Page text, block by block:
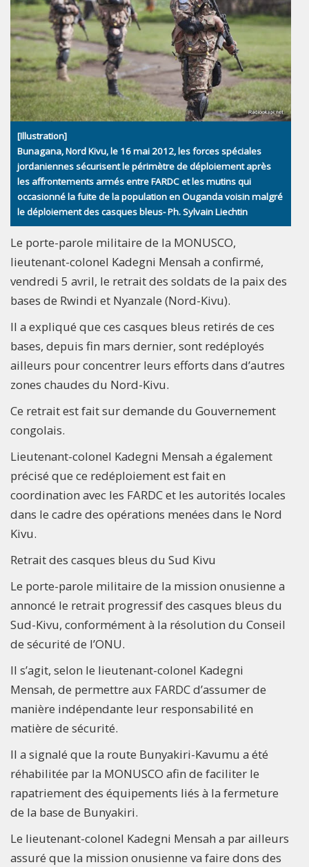
[Illustration]
Bunagana, Nord Kivu, le 16 mai 2012, les forces spéciales
jordaniennes sécurisent le périmètre de déploiement après
les affrontements armés entre FARDC et les mutins qui
occasionné la fuite de la population en Ouganda voisin malgré
le déploiement des casques bleus- Ph. Sylvain Liechtin
Le porte-parole militaire de la MONUSCO,
lieutenant-colonel Kadegni Mensah a confirmé,
vendredi 5 avril, le retrait des soldats de la paix des
bases de Rwindi et Nyanzale (Nord-Kivu).
Il a expliqué que ces casques bleus retirés de ces
bases, depuis fin mars dernier, sont redéployés
ailleurs pour concentrer leurs efforts dans d’autres
zones chaudes du Nord-Kivu.
Ce retrait est fait sur demande du Gouvernement
congolais.
Lieutenant-colonel Kadegni Mensah a également
précisé que ce redéploiement est fait en
coordination avec les FARDC et les autorités locales
dans le cadre des opérations menées dans le Nord
Kivu.
Retrait des casques bleus du Sud Kivu
Le porte-parole militaire de la mission onusienne a
annoncé le retrait progressif des casques bleus du
Sud-Kivu, conformément à la résolution du Conseil
de sécurité de l’ONU.
Il s’agit, selon le lieutenant-colonel Kadegni
Mensah, de permettre aux FARDC d’assumer de
manière indépendante leur responsabilité en
matière de sécurité.
Il a signalé que la route Bunyakiri-Kavumu a été
réhabilitée par la MONUSCO afin de faciliter le
rapatriement des équipements liés à la fermeture
de la base de Bunyakiri.
Le lieutenant-colonel Kadegni Mensah a par ailleurs
assuré que la mission onusienne va faire dons des